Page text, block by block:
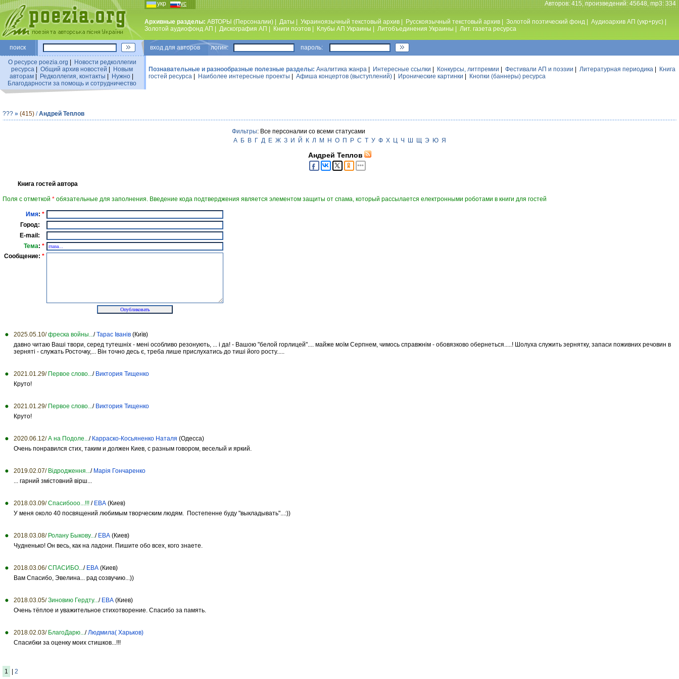
укр рус Авторов: 415, произведений: 45648, mp3: 334
Архивные разделы: АВТОРЫ (Персоналии) Даты Украиноязычный текстовый архив Русскоязычный текстовый архив Золотой поэтический фонд Аудиоархив АП (укр+рус)
Золотой аудиофонд АП
Дискография АП Книги поэтов Клубы АП Украины Литобъединения Украины Лит. газета ресурса
поиск вход для авторов логин: пароль:
О ресурсе poezia.org
Новости редколлегии
ресурса
Общий архив новостей
Новым
авторам| Редколлегия, контакты Нужно|
Благодарности за помощь и сотрудничество
Познавательные и разнообразные полезные разделы: Аналитика жанра Интересные ссылки Конкурсы, литпремии Фестивали АП и поэзии Литературная периодика
Книга
гостей ресурса
Наиболее интересные проекты Афиша концертов (выступлений) Иронические картинки Кнопки (баннеры) ресурса
??? » (415) /Андрей Теплов
Фильтры: Все персоналии со всеми статусами
А
Б В Г Д Е Ж З И Й К Л М Н О П Р С Т У Ф Х Ц Ч Ш Щ Э Ю Я
Андрей Теплов
Книга гостей автора
Поля с отметкой * обязательные для заполнения. Введение кода подтверджения является элементом защиты от спама, который рассылается електронными роботами в книги для гостей
Имя: *
Город:
E-mail:
Тема: *
Сообщение: *
2025.05.10/ фреска войны.../Тарас Іванів (Київ)
давно читаю Ваші твори, серед тутешніх - мені особливо резонують, ... і да! - Вашою "белой горлицей".... майже моїм Серпнем, чимось справжнім - обовязково обернеться.....! Шолуха служить зернятку, запаси поживних речовин в
зерняті - служать Росточку,... Він точно десь є, треба лише прислухатись до тиші його росту.....
2021.01.29/ Первое слово.../ Виктория Тищенко
Круто!
2021.01.29/ Первое слово.../ Виктория Тищенко
Круто!
2020.06.12/ А на Подоле.../ Карраско-Косьяненко Наталя (Одесса)
Очень понравился стих, таким и должен Киев, с разным говором, веселый и яркий.
2019.02.07/ Відродження.../ Марія Гончаренко
... гарний змістовний вірш...
2018.03.09/ Спасибооо...!!! / ЕВА (Киев)
У меня около 40 посвящений любимым творческим людям. Постепенне буду "выкладывать"...:))
2018.03.08/ Ролану Быкову.../ ЕВА (Киев)
Чудненько! Он весь, как на ладони. Пишите обо всех, кого знаете.
2018.03.06/ СПАСИБО.../ ЕВА (Киев)
Вам Спасибо, Эвелина... рад созвучию...))
2018.03.05/ Зиновию Гердту.../ ЕВА (Киев)
Очень тёплое и уважительное стихотворение. Спасибо за память.
2018.02.03/ БлагоДарю.../Людмила( Харьков)
Спасибки за оценку моих стишков...!!!
1 2